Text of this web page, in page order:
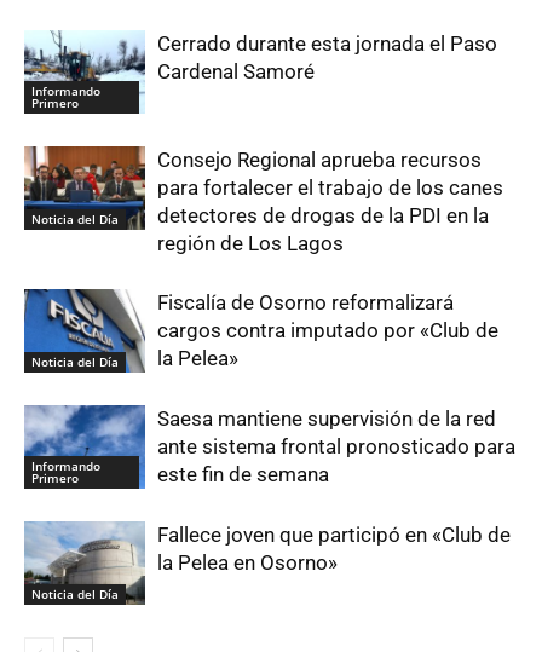
Informando
Primero
Cerrado durante esta jornada el Paso
Cardenal Samoré
Noticia del Día
Consejo Regional aprueba recursos
para fortalecer el trabajo de los canes
detectores de drogas de la PDI en la
región de Los Lagos
Noticia del Día
Fiscalía de Osorno reformalizará
cargos contra imputado por «Club de
la Pelea»
Informando
Primero
Saesa mantiene supervisión de la red
ante sistema frontal pronosticado para
este fin de semana
Noticia del Día
Fallece joven que participó en «Club de
la Pelea en Osorno»